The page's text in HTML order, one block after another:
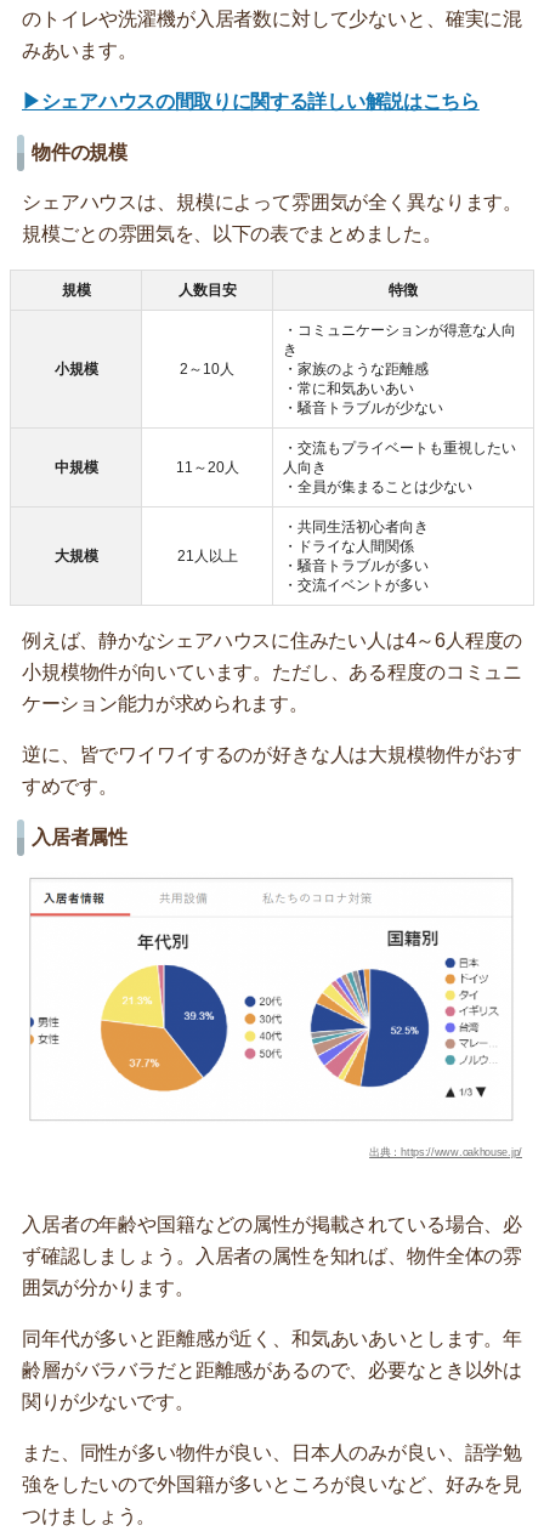
のトイレや洗濯機が入居者数に対して少ないと、確実に混
みあいます。
▶シェアハウスの間取りに関する詳しい解説はこちら
物件の規模
シェアハウスは、規模によって雰囲気が全く異なります。
規模ごとの雰囲気を、以下の表でまとめました。
規模 人数目安 特徴
小規模 2～10人
・コミュニケーションが得意な人向
き
・家族のような距離感
・常に和気あいあい
・騒音トラブルが少ない
中規模 11～20人
・交流もプライベートも重視したい
人向き
・全員が集まることは少ない
大規模 21人以上
・共同生活初心者向き
・ドライな人間関係
・騒音トラブルが多い
・交流イベントが多い
例えば、静かなシェアハウスに住みたい人は4～6人程度の
小規模物件が向いています。ただし、ある程度のコミュニ
ケーション能力が求められます。
逆に、皆でワイワイするのが好きな人は大規模物件がおす
すめです。
入居者属性
出典：https://www.oakhouse.jp/
入居者の年齢や国籍などの属性が掲載されている場合、必
ず確認しましょう。入居者の属性を知れば、物件全体の雰
囲気が分かります。
同年代が多いと距離感が近く、和気あいあいとします。年
齢層がバラバラだと距離感があるので、必要なとき以外は
関りが少ないです。
また、同性が多い物件が良い、日本人のみが良い、語学勉
強をしたいので外国籍が多いところが良いなど、好みを見
つけましょう。